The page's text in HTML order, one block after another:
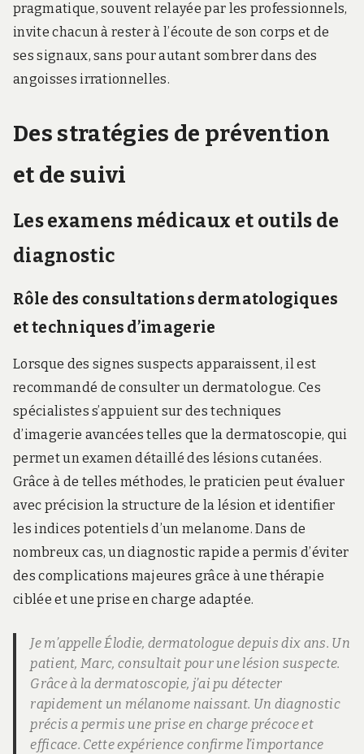
pragmatique, souvent relayée par les professionnels,
invite chacun à rester à l’écoute de son corps et de
ses signaux, sans pour autant sombrer dans des
angoisses irrationnelles.
Des stratégies de prévention
et de suivi
Les examens médicaux et outils de
diagnostic
Rôle des consultations dermatologiques
et techniques d’imagerie
Lorsque des signes suspects apparaissent, il est
recommandé de consulter un dermatologue. Ces
spécialistes s’appuient sur des techniques
d’imagerie avancées telles que la dermatoscopie, qui
permet un examen détaillé des lésions cutanées.
Grâce à de telles méthodes, le praticien peut évaluer
avec précision la structure de la lésion et identifier
les indices potentiels d’un melanome. Dans de
nombreux cas, un diagnostic rapide a permis d’éviter
des complications majeures grâce à une thérapie
ciblée et une prise en charge adaptée.
Je m’appelle Élodie, dermatologue depuis dix ans. Un
patient, Marc, consultait pour une lésion suspecte.
Grâce à la dermatoscopie, j’ai pu détecter
rapidement un mélanome naissant. Un diagnostic
précis a permis une prise en charge précoce et
efficace. Cette expérience confirme l’importance